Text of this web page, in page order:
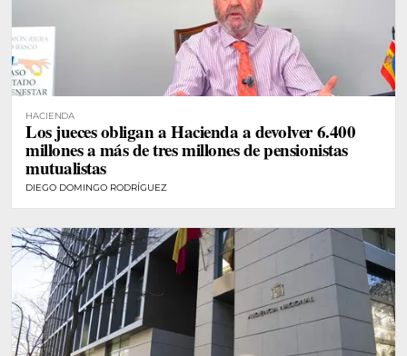
HACIENDA
Los jueces obligan a Hacienda a devolver 6.400
millones a más de tres millones de pensionistas
mutualistas
DIEGO DOMINGO RODRÍGUEZ